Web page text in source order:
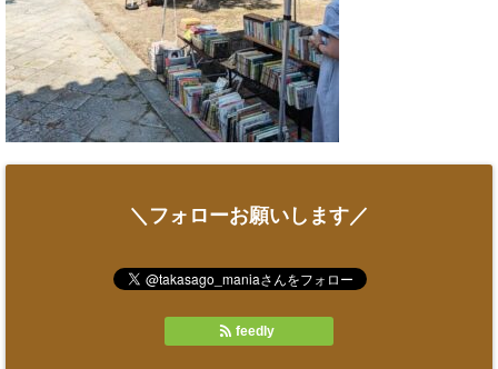
＼フォローお願いします／
feedly